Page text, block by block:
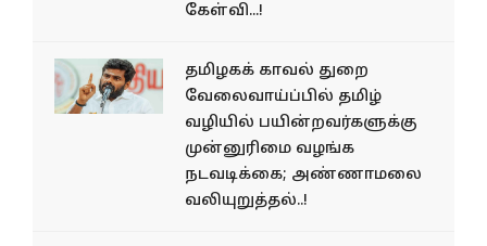
கேள்வி...!
தமிழகக் காவல் துறை
வேலைவாய்ப்பில் தமிழ்
வழியில் பயின்றவர்களுக்கு
முன்னுரிமை வழங்க
நடவடிக்கை; அண்ணாமலை
வலியுறுத்தல்..!